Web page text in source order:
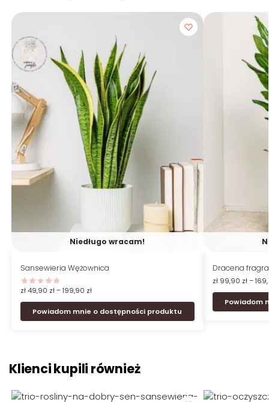
Niedługo wracam!
Sansewieria Wężownica
zł 49,90 zł – 199,90 zł
Powiadom mnie o dostępności produktu
Dracena
zł 99,90 zł –
Powiadom
Klienci kupili również